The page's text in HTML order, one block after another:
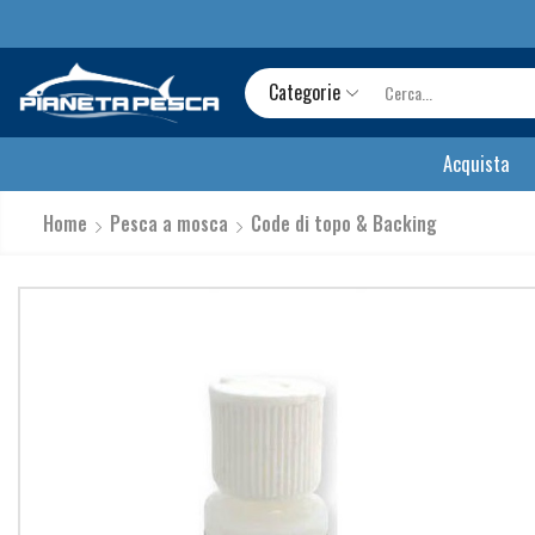
Categorie
Acquista
Home Pesca a mosca Code di topo & Backing